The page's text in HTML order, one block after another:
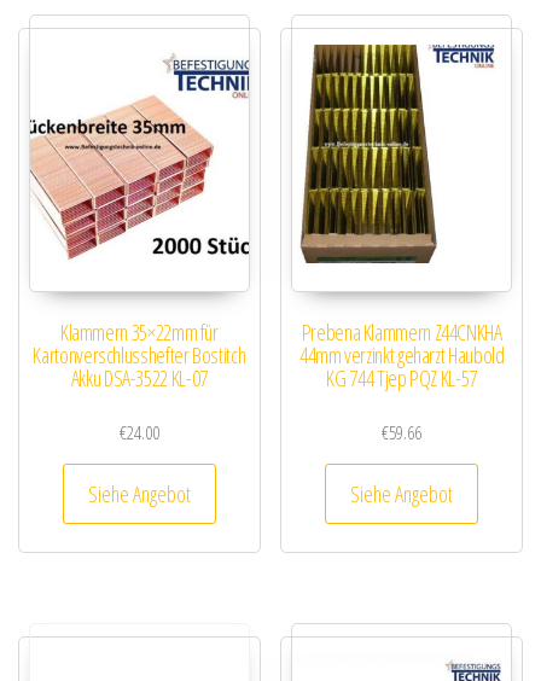
Klammern 35×22mm für
Kartonverschlusshefter Bostitch
Akku DSA-3522 KL-07
€24.00
Siehe Angebot
Prebena Klammern Z44CNKHA
44mm verzinkt geharzt Haubold
KG 744 Tjep PQZ KL-57
€59.66
Siehe Angebot